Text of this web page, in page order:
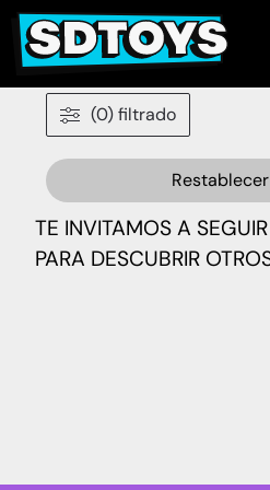
(0) filtrado
TE INVITAMOS A
PARA DESCUBRIR